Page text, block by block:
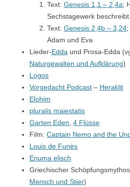
Text: Genesis 1,1 – 2,4a;
Sechstagewerk beschreibt
Text: Genesis 2,4b – 3,24
Adam und Eva
Lieder-Edda und Prosa-Edda
Naturgewalten und Aufklärung)
Logos
Vorgedacht Podcast – Heraklit
Elohim
pluralis maiestatis
Garten Eden 4 Flüsse
Film: Captain Nemo and the
Louis de Funès
Enuma elisch
Griechischer Schöpfungsmythos
Mensch und Stier)